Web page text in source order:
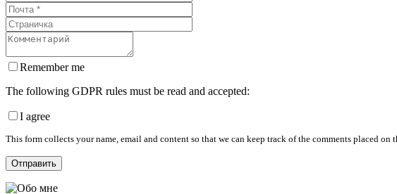
Remember me
The following GDPR rules must be read and accepted:
I agree
This form collects your name, email and content so that we can keep track of the comments placed